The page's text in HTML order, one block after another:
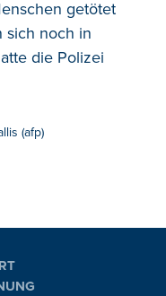
getötet
sich noch in
die Polizei
(afp)